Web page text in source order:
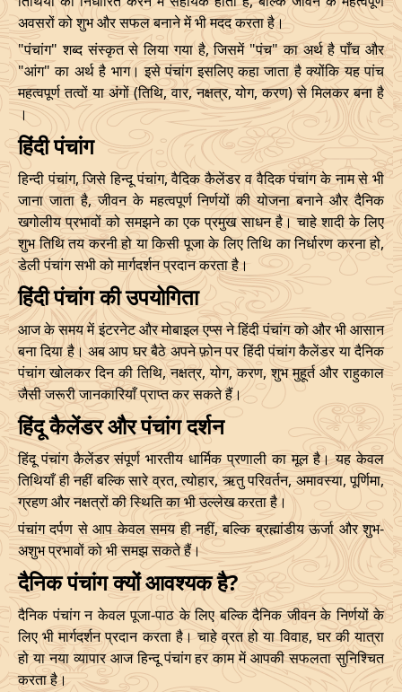
29/09/2026 06:12 Swarglok 29/09/2026
October, 2026
Start
Bhadra
Name
End
Date Time Date
02/10/2026 10:15 Swarglok 02/10/2026
05/10/2026 15:00 Mrityulok 06/10/2026
08/10/2026 22:15
Mrityulok
-Patallok
09/10/2026
14/10/2026 12:20 Swarglok 15/10/2026
18/10/2026 08:28 Patallok 18/10/2026
22/10/2026 02:29 Mrityulok 22/10/2026
25/10/2026 11:57
Mrityulok
-
Swarglok
25/10/2026
28/10/2026 14:36 Swarglok 29/10/2026
31/10/2026 16:57
Swarglok
-
Mrityulok
01/11/2026
November, 2026
14/12/2026 22:31 19/12/2026 15:57
अवसरों को शुभ और सफल बनाने में भी मदद करता है।
"पंचांग" शब्द संस्कृत से लिया गया है, जिसमें "पंच" का अर्थ है पाँच और
"आंग" का अर्थ है भाग। इसे पंचांग इसलिए कहा जाता है क्योंकि यह पांच
महत्वपूर्ण तत्वों या अंगों (तिथि, वार, नक्षत्र, योग, करण) से मिलकर बना है
।
हिंदी पंचांग
हिन्दी पंचांग, जिसे हिन्दू पंचांग, वैदिक कैलेंडर व वैदिक पंचांग के नाम से भी
जाना जाता है, जीवन के महत्वपूर्ण निर्णयों की योजना बनाने और दैनिक
खगोलीय प्रभावों को समझने का एक प्रमुख साधन है। चाहे शादी के लिए
शुभ तिथि तय करनी हो या किसी पूजा के लिए तिथि का निर्धारण करना हो,
डेली पंचांग सभी को मार्गदर्शन प्रदान करता है।
हिंदी पंचांग की उपयोगिता
आज के समय में इंटरनेट और मोबाइल एप्स ने हिंदी पंचांग को और भी आसान
बना दिया है। अब आप घर बैठे अपने फ़ोन पर हिंदी पंचांग कैलेंडर या दैनिक
पंचांग खोलकर दिन की तिथि, नक्षत्र, योग, करण, शुभ मुहूर्त और राहुकाल
जैसी जरूरी जानकारियाँ प्राप्त कर सकते हैं।
हिंदू कैलेंडर और पंचांग दर्शन
हिंदू पंचांग कैलेंडर संपूर्ण भारतीय धार्मिक प्रणाली का मूल है। यह केवल
तिथियाँ ही नहीं बल्कि सारे व्रत, त्योहार, ऋतु परिवर्तन, अमावस्या, पूर्णिमा,
ग्रहण और नक्षत्रों की स्थिति का भी उल्लेख करता है।
पंचांग दर्पण से आप केवल समय ही नहीं, बल्कि ब्रह्मांडीय ऊर्जा और शुभ-
अशुभ प्रभावों को भी समझ सकते हैं।
दैनिक पंचांग क्यों आवश्यक है?
दैनिक पंचांग न केवल पूजा-पाठ के लिए बल्कि दैनिक जीवन के निर्णयों के
लिए भी मार्गदर्शन प्रदान करता है। चाहे व्रत हो या विवाह, घर की यात्रा
हो या नया व्यापार आज हिन्दू पंचांग हर काम में आपकी सफलता सुनिश्चित
करता है।